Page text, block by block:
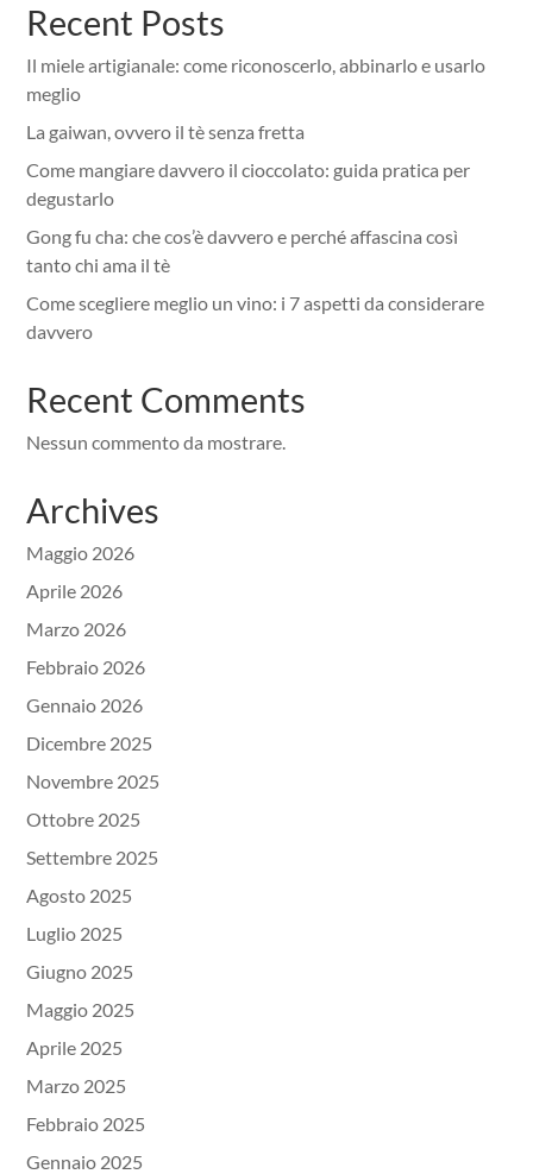
Recent Posts
Il miele artigianale: come riconoscerlo, abbinarlo e usarlo
meglio
La gaiwan, ovvero il tè senza fretta
Come mangiare davvero il cioccolato: guida pratica per
degustarlo
Gong fu cha: che cos’è davvero e perché affascina così
tanto chi ama il tè
Come scegliere meglio un vino: i 7 aspetti da considerare
davvero
Recent Comments
Nessun commento da mostrare.
Archives
Maggio 2026
Aprile 2026
Marzo 2026
Febbraio 2026
Gennaio 2026
Dicembre 2025
Novembre 2025
Ottobre 2025
Settembre 2025
Agosto 2025
Luglio 2025
Giugno 2025
Maggio 2025
Aprile 2025
Marzo 2025
Febbraio 2025
Gennaio 2025